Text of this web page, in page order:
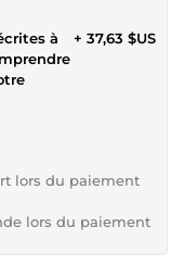
à
+ 37,63 $US
lors du paiement
lors du paiement